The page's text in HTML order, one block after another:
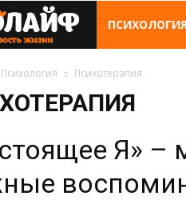
Виолайф
ПСИХОЛОГИЯ
Психология Психотерапия
Я»